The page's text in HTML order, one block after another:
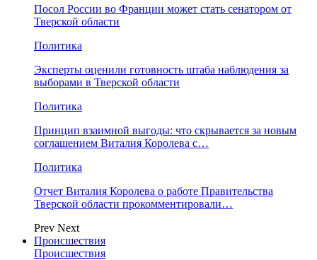
Посол России во Франции может стать сенатором от
Тверской области
Политика
Эксперты оценили готовность штаба наблюдения за
выборами в Тверской области
Политика
Принцип взаимной выгоды: что скрывается за новым
соглашением Виталия Королева с…
Политика
Отчет Виталия Королева о работе Правительства
Тверской области прокомментировали…
Prev Next
Происшествия
Происшествия